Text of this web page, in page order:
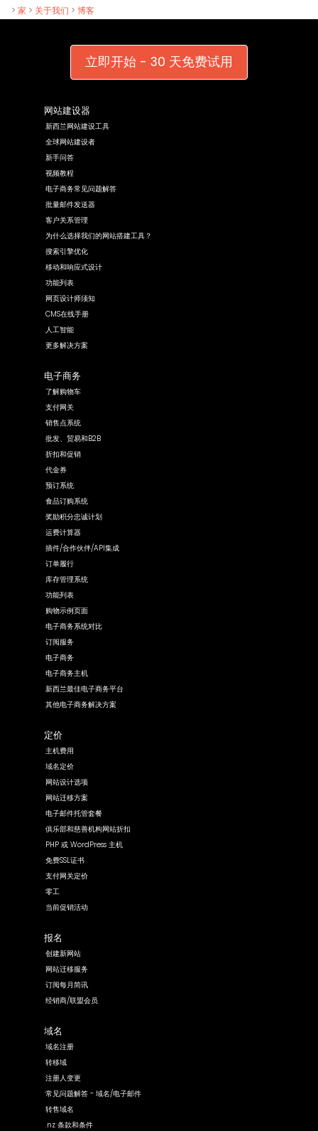
> 家 > 关于我们 > 博客
立即开始 - 30 天免费试用
网站建设器
新西兰网站建设工具
全球网站建设者
新手问答
视频教程
电子商务常见问题解答
批量邮件发送器
客户关系管理
为什么选择我们的网站搭建工具？
搜索引擎优化
移动和响应式设计
功能列表
网页设计师须知
CMS在线手册
人工智能
更多解决方案
电子商务
了解购物车
支付网关
销售点系统
批发、贸易和B2B
折扣和促销
代金券
预订系统
食品订购系统
奖励积分忠诚计划
运费计算器
插件/合作伙伴/API集成
订单履行
库存管理系统
功能列表
购物示例页面
电子商务系统对比
订阅服务
电子商务
电子商务主机
新西兰最佳电子商务平台
其他电子商务解决方案
定价
主机费用
域名定价
网站设计选项
网站迁移方案
电子邮件托管套餐
俱乐部和慈善机构网站折扣
PHP 或 WordPress 主机
免费SSL证书
支付网关定价
零工
当前促销活动
报名
创建新网站
网站迁移服务
订阅每月简讯
经销商/联盟会员
域名
域名注册
转移域
注册人变更
常见问题解答 - 域名/电子邮件
转售域名
.nz 条款和条件